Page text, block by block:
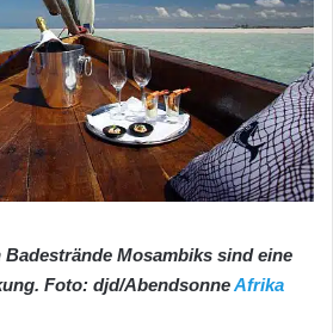
Badestrände Mosambiks sind eine
Foto: djd/AbendsonneAfrika